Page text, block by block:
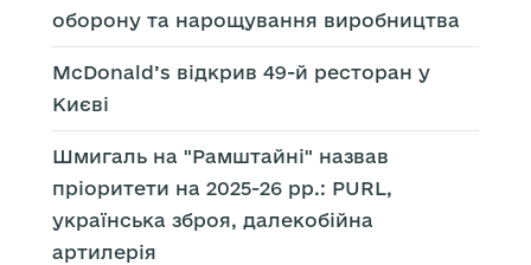
оборону та нарощування виробництва
McDonald’s відкрив 49-й ресторан у
Києві
Шмигаль на "Рамштайні" назвав
пріоритети на 2025-26 рр.: PURL,
українська зброя, далекобійна
артилерія